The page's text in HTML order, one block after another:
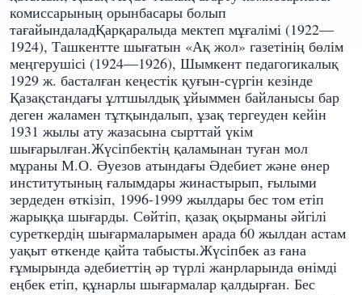
комиссарының орынбасары болып
тағайындаладҚарқаралыда мектеп мұғалімі (1922—
1924), Ташкентте шығатын «Ақ жол» газетінің бөлім
меңгерушісі (1924—1926), Шымкент педагогикалық
1929 ж. басталған кеңестік қуғын-сүргін кезінде
Қазақстандағы ұлтшылдық ұйыммен байланысы бар
деген жаламен тұтқындалып, ұзақ тергеуден кейін
1931 жылы ату жазасына сырттай үкім
шығарылған.Жүсіпбектің қаламынан туған мол
мұраны М.О. Әуезов атындағы Әдебиет және өнер
институтының ғалымдары жинастырып, ғылыми
зердеден өткізіп, 1996-1999 жылдары бес том етіп
жарыққа шығарды. Сөйтіп, қазақ оқырманы әйгілі
суреткердің шығармаларымен арада 60 жылдан астам
уақыт өткенде қайта табысты.Жүсіпбек аз ғана
ғұмырында әдебиеттің әр түрлі жанрларында өнімді
еңбек етіп, құнарлы шығармалар қалдырған. Бес